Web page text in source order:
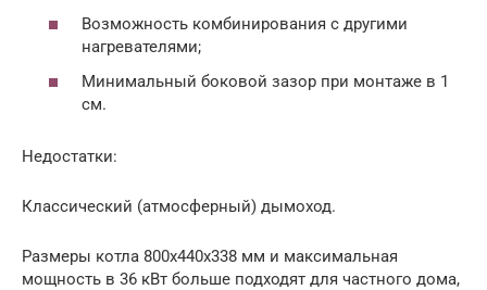
Возможность комбинирования с другими
нагревателями;
Минимальный боковой зазор при монтаже в 1
см.
Недостатки:
Классический (атмосферный) дымоход.
Размеры котла 800х440х338 мм и максимальная
мощность в 36 кВт больше подходят для частного дома,